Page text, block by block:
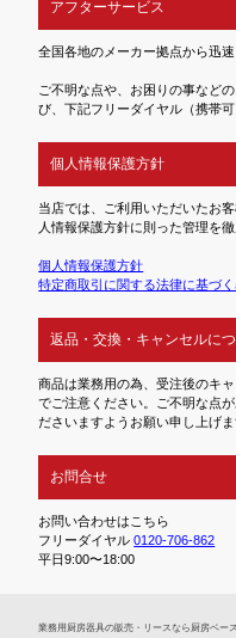
アフターサービス
全国各地のメーカー拠点から迅
ご不明な点や、お困りの事など
び、下記フリーダイヤル（携帯
個人情報保護方針
当店では、ご利用いただいたお
人情報保護方針に則った管理を徹
個人情報保護方針
特定商取引に関する法律に基づ
返品・交換・キャンセルに
商品は業務用の為、受注後のキ
でご注意ください。ご不明な点
ださいますようお願い申し上げま
お問合せ
お問い合わせはこちら
フリーダイヤル0120-706-862
平日9:00〜18:00
業務⽤厨房器具の販売・リースなら厨房ベー